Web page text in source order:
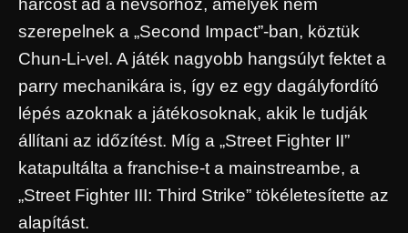
harcost ad a névsorhoz, amelyek nem
szerepelnek a „Second Impact”-ban, köztük
Chun-Li-vel. A játék nagyobb hangsúlyt fektet a
parry mechanikára is, így ez egy dagályfordító
lépés azoknak a játékosoknak, akik le tudják
állítani az időzítést. Míg a „Street Fighter II”
katapultálta a franchise-t a mainstreambe, a
„Street Fighter III: Third Strike” tökéletesítette az
alapítást.